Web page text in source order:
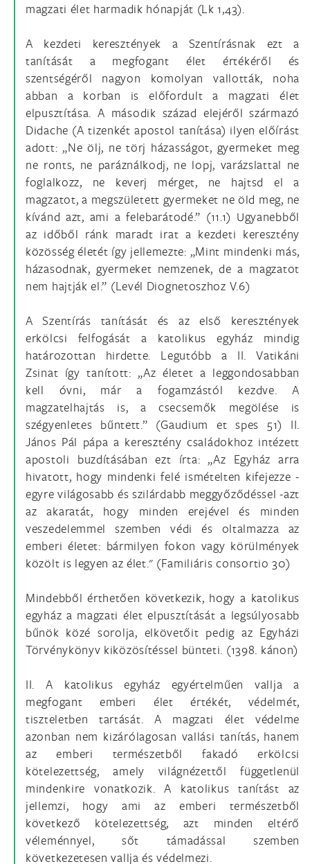
magzati élet harmadik hónapját (Lk 1,43).
A kezdeti keresztények a Szentírásnak ezt a
tanítását a megfogant élet értékéről és
szentségéről nagyon komolyan vallották, noha
abban a korban is előfordult a magzati élet
elpusztítása. A második század elejéről származó
Didache (A tizenkét apostol tanítása) ilyen előírást
adott: „Ne ölj, ne törj házasságot, gyermeket meg
ne ronts, ne paráználkodj, ne lopj, varázslattal ne
foglalkozz, ne keverj mérget, ne hajtsd el a
magzatot, a megszületett gyermeket ne öld meg, ne
kívánd azt, ami a felebarátodé.” (11.1) Ugyanebből
az időből ránk maradt irat a kezdeti keresztény
közösség életét így jellemezte: „Mint mindenki más,
házasodnak, gyermeket nemzenek, de a magzatot
nem hajtják el.” (Levél Diognetoszhoz V.6)
A Szentírás tanítását és az első keresztények
erkölcsi felfogását a katolikus egyház mindig
határozottan hirdette. Legutóbb a II. Vatikáni
Zsinat így tanított: „Az életet a leggondosabban
kell óvni, már a fogamzástól kezdve. A
magzatelhajtás is, a csecsemők megölése is
szégyenletes bűntett.” (Gaudium et spes 51) II.
János Pál pápa a keresztény családokhoz intézett
apostoli buzdításában ezt írta: „Az Egyház arra
hivatott, hogy mindenki felé ismételten kifejezze -
egyre világosabb és szilárdabb meggyőződéssel -azt
az akaratát, hogy minden erejével és minden
veszedelemmel szemben védi és oltalmazza az
emberi életet: bármilyen fokon vagy körülmények
közölt is legyen az élet." (Familiáris consortio 30)
Mindebből érthetően következik, hogy a katolikus
egyház a magzati élet elpusztítását a legsúlyosabb
bűnök közé sorolja, elkövetőit pedig az Egyházi
Törvénykönyv kiközösítéssel bünteti. (1398. kánon)
II. A katolikus egyház egyértelműen vallja a
megfogant emberi élet értékét, védelmét,
tiszteletben tartását. A magzati élet védelme
azonban nem kizárólagosan vallási tanítás, hanem
az emberi természetből fakadó erkölcsi
kötelezettség, amely világnézettől függetlenül
mindenkire vonatkozik. A katolikus tanítást az
jellemzi, hogy ami az emberi természetből
következő kötelezettség, azt minden eltérő
véleménnyel, sőt támadással szemben
következetesen vallja és védelmezi.